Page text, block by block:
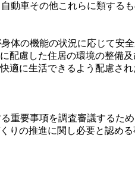
車その他これらに類する
の機能の状況に応じて安
慮した住居の環境の整備及
に生活できるよう配慮さ
要事項を調査審議するた
の推進に関し必要と認め